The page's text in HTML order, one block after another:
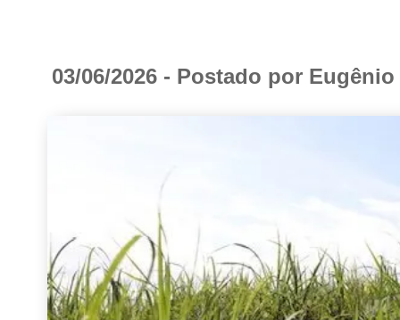
03/06/2026 - Postado por Eugênio